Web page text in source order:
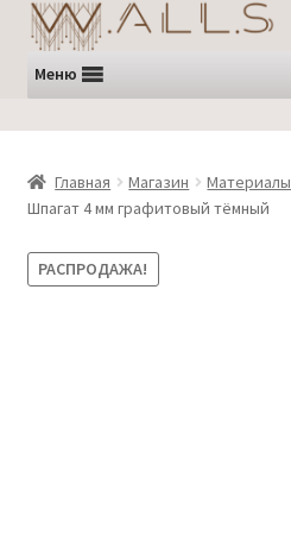
Перейти
к
навигации
Перейти
к
содержимому
Меню
Главная Магазин Материалы
Шпагат 4 мм графитовый тёмный
РАСПРОДАЖА!